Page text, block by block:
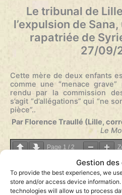
Gestion des
To provide the best experiences, we
store and/or access device
technologies will allow us to process
Le tribunal de
l’expulsion de
rapatriée de
27/09/
Cette mère de deux enfants
comme une “menace grave”
rendu par la commission
s’agit “d’allégations” qui “ne
pièce”..
Par Florence Traullé (Lille,
Le
Page 1 / 2